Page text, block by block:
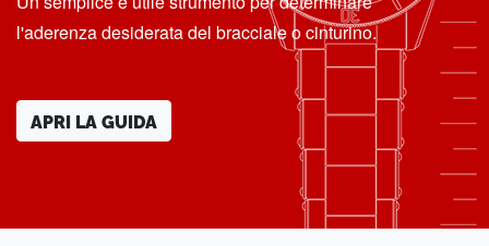
l'aderenza desiderata del bracciale o cinturino.
APRI LA GUIDA